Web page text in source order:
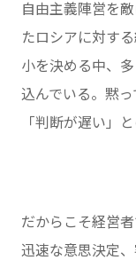
自由主義陣営を
たロシアに対す
小を決める中、
込んでいる。黙っ
「判断が遅い」
だからこそ経営
迅速な意思決定